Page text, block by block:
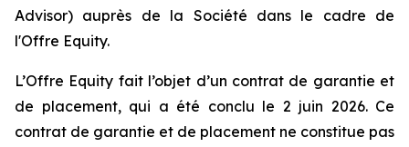
Advisor) auprès de la Société dans le cadre de
l'Offre Equity.
L’Offre Equity fait l’objet d’un contrat de garantie et
de placement, qui a été conclu le 2 juin 2026. Ce
contrat de garantie et de placement ne constitue pas